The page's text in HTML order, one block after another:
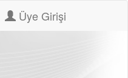
Üye Girişi